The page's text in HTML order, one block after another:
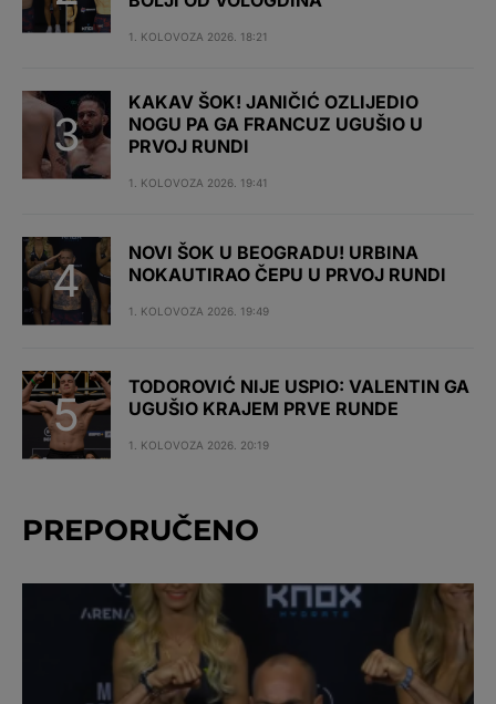
1. KOLOVOZA 2026. 18:21
KAKAV ŠOK! JANIČIĆ OZLIJEDIO
NOGU PA GA FRANCUZ UGUŠIO U
PRVOJ RUNDI
1. KOLOVOZA 2026. 19:41
NOVI ŠOK U BEOGRADU! URBINA
NOKAUTIRAO ČEPU U PRVOJ RUNDI
1. KOLOVOZA 2026. 19:49
TODOROVIĆ NIJE USPIO: VALENTIN GA
UGUŠIO KRAJEM PRVE RUNDE
1. KOLOVOZA 2026. 20:19
PREPORUČENO